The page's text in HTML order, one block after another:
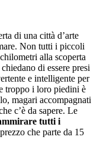
di una città d’arte
Non tutti i piccoli
alla scoperta
di essere presi
e intelligente per
troppo i loro piedini è
, magari accompagnati
c’è da sapere. Le
tutti i
che parte da 15